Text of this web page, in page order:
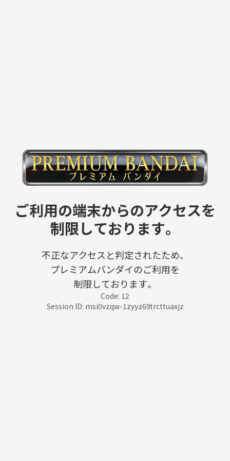
ご利用の端末からのアクセスを
制限しております。
不正なアクセスと判定されたため、
プレミアムバンダイのご利用を
制限しております。
Code: 12
Session ID: msi0vzqw-1zyyz69trcttuaxjz